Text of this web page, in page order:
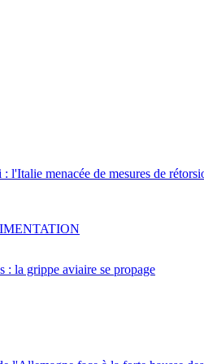
l'Italie menacée de mesures de
: la grippe aviaire se propage